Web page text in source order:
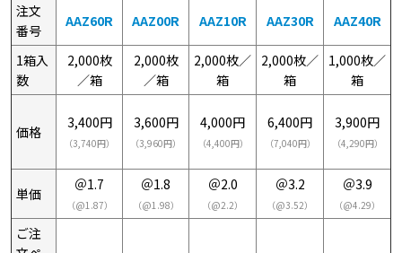
注文
番号
AAZ60R AAZ00R AAZ10R AAZ30R AAZ40R
1箱入
数
2,000枚
／箱
2,000枚
／箱
2,000枚／
箱
2,000枚／
箱
1,000枚／
箱
価格
3,400円
（3,740円）
3,600円
（3,960円）
4,000円
（4,400円）
6,400円
（7,040円）
3,900円
（4,290円）
単価
＠1.7
（@1.87）
＠1.8
（@1.98）
＠2.0
（@2.2）
＠3.2
（@3.52）
＠3.9
（@4.29）
ご注